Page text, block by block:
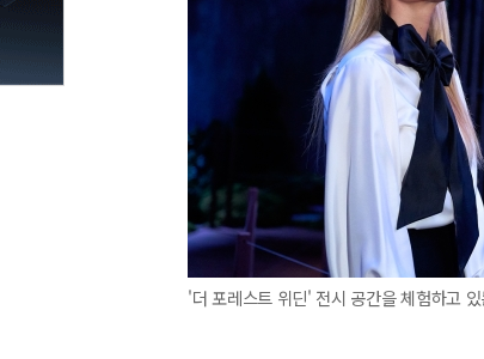
'더 포레스트 위딘' 전시 공간을 체험하고